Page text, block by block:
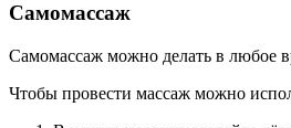
Самомассаж
Самомассаж можно делать в любое
Чтобы провести массаж можно